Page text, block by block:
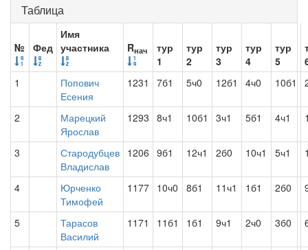
Таблица
№ Фед
Имя
участника
Rнач
тур
1
тур
2
тур
3
тур
4
тур
5
1
Попович
Есения
1231 7б1 5ч0 12б1 4ч0 10б1
2
Марецкий
Ярослав
1293 8ч1 10б1 3ч1 5б1 4ч1
3
Стародубцев
Владислав
1206 9б1 12ч1 2б0 10ч1 5ч1
4
Юрченко
Тимофей
1177 10ч0 8б1 11ч1 1б1 2б0
5
Тарасов
Василий
1171 11б1 1б1 9ч1 2ч0 3б0